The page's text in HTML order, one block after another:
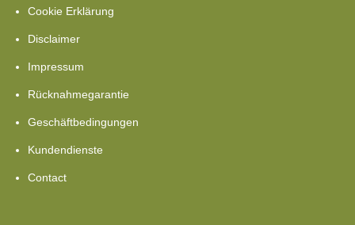
Cookie Erklärung
Disclaimer
Impressum
Rücknahmegarantie
Geschäftbedingungen
Kundendienste
Contact